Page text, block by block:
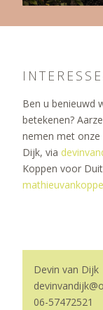
Ben u benieuwd
betekenen?
nemen met onze
Dijk, via
Koppen voor
Devin van Dijk
06-57472521